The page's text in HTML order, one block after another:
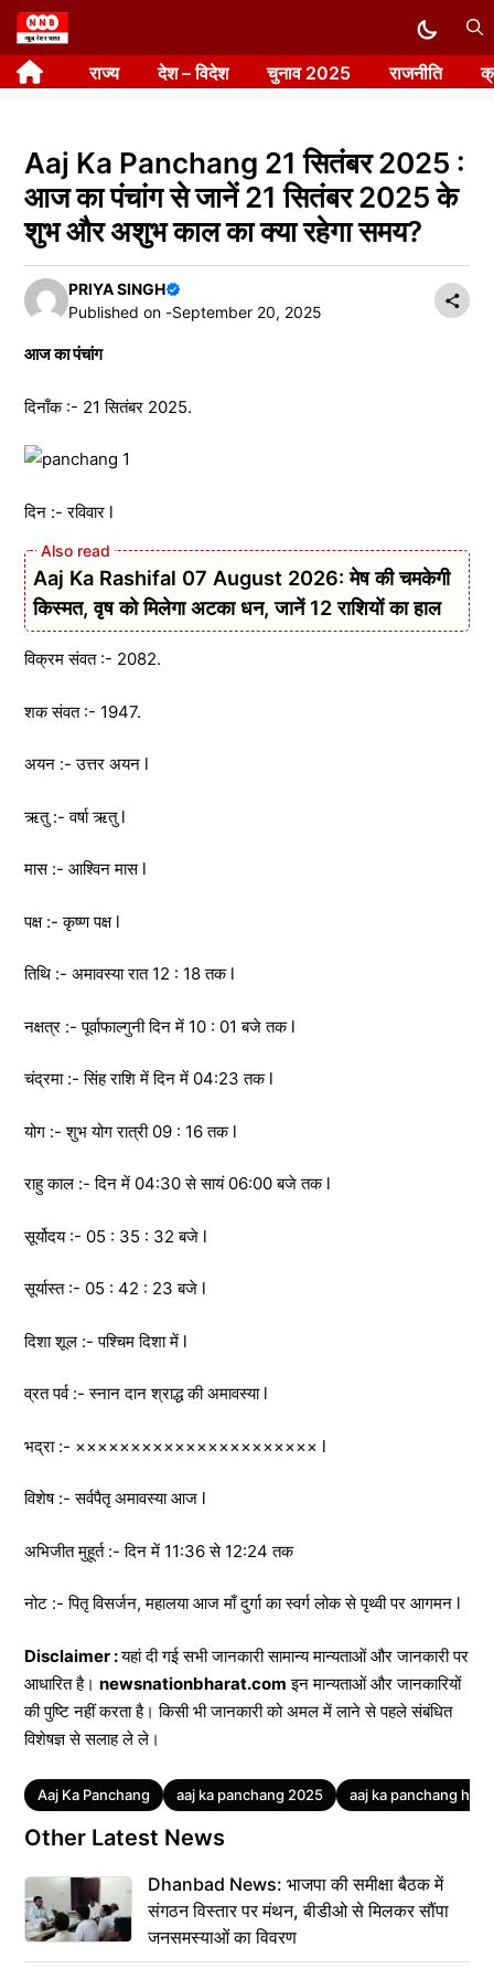
Skip
to
content राज्य देश – विदेश चुनाव 2025 राजनीति
Aaj Ka Panchang 21 सितंबर 2025 :
आज का पंचांग से जानें 21 सितंबर 2025 के
शुभ और अशुभ काल का क्या रहेगा समय?
PRIYA SINGH
Published on -September 20, 2025
आज का पंचांग
दिनाँक :- 21 सितंबर 2025.
दिन :- रविवार l
Aaj Ka Rashifal 07 August 2026: मेष की चमकेगी
किस्मत, वृष को मिलेगा अटका धन, जानें 12 राशियों का हाल
विक्रम संवत :- 2082.
शक संवत :- 1947.
अयन :- उत्तर अयन l
ऋतु :- वर्षा ऋतु l
मास :- आश्विन मास l
पक्ष :- कृष्ण पक्ष l
तिथि :- अमावस्या रात 12 : 18 तक l
नक्षत्र :- पूर्वाफाल्गुनी दिन में 10 : 01 बजे तक l
चंद्रमा :- सिंह राशि में दिन में 04:23 तक l
योग :- शुभ योग रात्री 09 : 16 तक l
राहु काल :- दिन में 04:30 से सायं 06:00 बजे तक l
सूर्योदय :- 05 : 35 : 32 बजे l
सूर्यास्त :- 05 : 42 : 23 बजे l
दिशा शूल :- पश्चिम दिशा में l
व्रत पर्व :- स्नान दान श्राद्ध की अमावस्या l
भद्रा :- ×××××××××××××××××××××× l
विशेष :- सर्वपैतृ अमावस्या आज l
अभिजीत मुहूर्त :- दिन में 11:36 से 12:24 तक
नोट :- पितृ विसर्जन, महालया आज माँ दुर्गा का स्वर्ग लोक से पृथ्वी पर आगमन l
Disclaimer :यहां दी गई सभी जानकारी सामान्य मान्यताओं और जानकारी पर
आधारित है। newsnationbharat.com इन मान्यताओं और जानकारियों
की पुष्टि नहीं करता है। किसी भी जानकारी को अमल में लाने से पहले संबंधित
विशेषज्ञ से सलाह ले ले।
Tags
Aaj Ka Panchang aaj ka panchang 2025 aaj ka panchang hindi
Other Latest News
Dhanbad News: भाजपा की समीक्षा बैठक में
संगठन विस्तार पर मंथन, बीडीओ से मिलकर सौंपा
जनसमस्याओं का विवरण